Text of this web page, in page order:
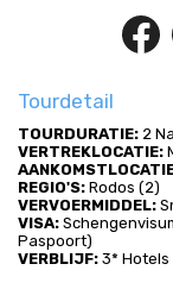
Tourdetail
TOURDURATIE: 2
VERTREKLOCATIE:
REGIO'S: Rodos (2)
VERVOERMIDDEL:
VISA:
Paspoort)
VERBLIJF: 3*